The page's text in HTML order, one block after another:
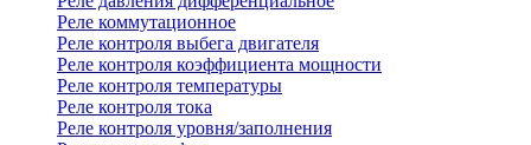
Реле коммутационное
Реле контроля выбега двигателя
Реле контроля коэффициента мощности
Реле контроля температуры
Реле контроля тока
Реле контроля уровня/заполнения